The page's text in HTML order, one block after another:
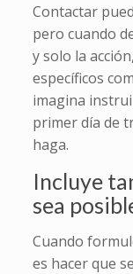
Contactar
pero cuando
y solo la
específicos
imagina
primer día de
haga.
Incluye
sea
Cuando
es hacer que